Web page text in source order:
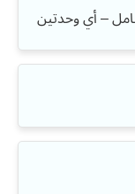
– أي وحدتين